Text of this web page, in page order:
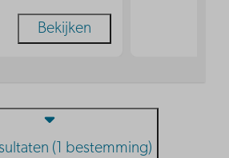
Bekijken
(1 bestemming)